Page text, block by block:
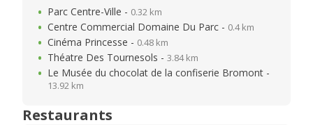
Parc Centre-Ville - 0.32 km
Centre Commercial Domaine Du Parc - 0.4 km
Cinéma Princesse - 0.48 km
Théatre Des Tournesols - 3.84 km
Le Musée du chocolat de la confiserie Bromont -
13.92 km
Restaurants